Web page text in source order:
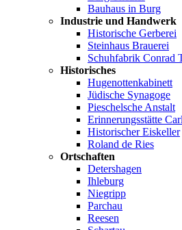
Bauhaus in Burg
Industrie und Handwerk
Historische Gerberei
Steinhaus Brauerei
Schuhfabrik Conrad
Historisches
Hugenottenkabinett
Jüdische Synagoge
Pieschelsche Anstalt
Erinnerungsstätte
Historischer Eiskeller
Roland de Ries
Ortschaften
Detershagen
Ihleburg
Niegripp
Parchau
Reesen